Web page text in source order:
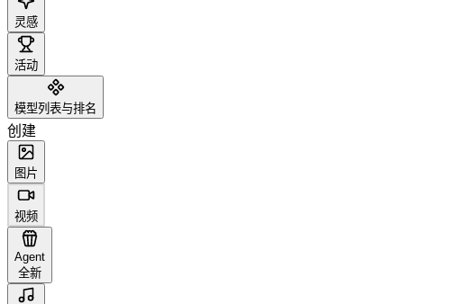
灵感
活动
模型列表与排名
创建
图片
视频
Agent
全新